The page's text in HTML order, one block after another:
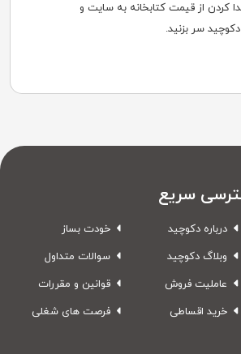
کردن از قیمت کتابخانه به سایت‌ و
سر بزنید.
سریع
درباره دکوچید
وبلاگ دکوچید
عاملیت فروش
خرید اقساطی
خودت بساز
سوالات متداول
قوانین و مقررات
فرصت های شغلی